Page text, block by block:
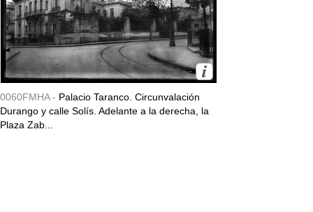
0060FMHA - Palacio Taranco. Circunvalación
Durango y calle Solís. Adelante a la derecha, la
Plaza Zab...